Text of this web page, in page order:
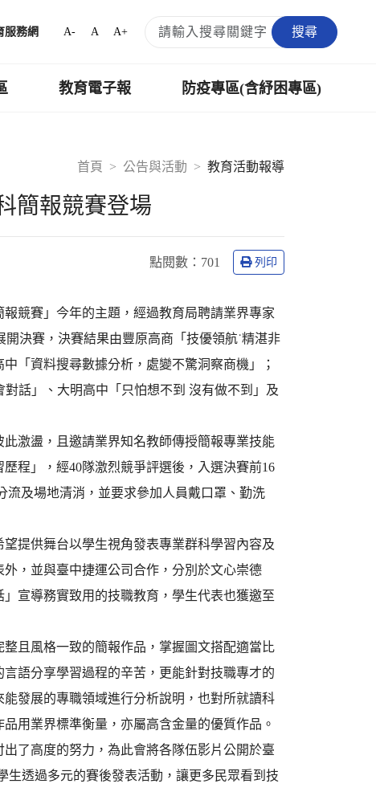
服務網 A- A A+ 搜尋
教育電子報 防疫專區(含紓困專區)
首頁
公告與活動 教育活動報導
簡報競賽登場
點閱數： 701 列印
競賽」今年的主題，經過教育局聘請業界專家
決賽，決賽結果由豐原高商「技優領航˙精湛非
「資料搜尋數據分析，處變不驚洞察商機」；
話」、大明高中「只怕想不到 沒有做不到」及
激盪，且邀請業界知名教師傳授簡報專業技能
程」，經40隊激烈競爭評選後，入選決賽前16
及場地清消，並要求參加人員戴口罩、勤洗
提供舞台以學生視角發表專業群科學習內容及
，並與臺中捷運公司合作，分別於文心崇德
宣導務實致用的技職教育，學生代表也獲邀至
且風格一致的簡報作品，掌握圖文搭配適當比
語分享學習過程的辛苦，更能針對技職專才的
發展的專職領域進行分析說明，也對所就讀科
用業界標準衡量，亦屬高含金量的優質作品。
了高度的努力，為此會將各隊伍影片公開於臺
生透過多元的賽後發表活動，讓更多民眾看到技